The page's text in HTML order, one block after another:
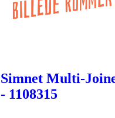
Simnet Multi-
- 1108315